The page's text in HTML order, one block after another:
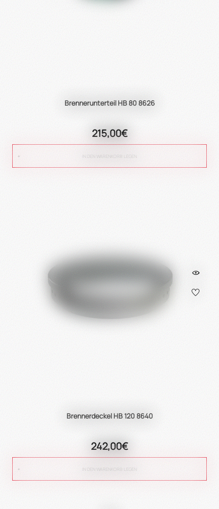
Brennerunterteil HB 80 8626
215,00€
IN DEN WARENKORB LEGEN
Brennerdeckel HB 120 8640
242,00€
IN DEN WARENKORB LEGEN